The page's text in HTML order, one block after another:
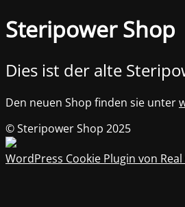
Steripower Shop
Dies ist der alte
Den neuen Shop finden sie unter
© Steripower Shop 2025
WordPress Cookie Plugin von